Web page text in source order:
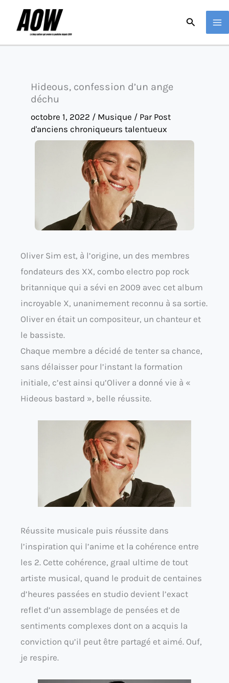
Hideous, confession d’un ange
déchu
octobre 1, 2022 / Musique / Par Post
d'anciens chroniqueurs talentueux
Oliver Sim est, à l’origine, un des membres
fondateurs des XX, combo electro pop rock
britannique qui a sévi en 2009 avec cet album
incroyable X, unanimement reconnu à sa sortie.
Oliver en était un compositeur, un chanteur et
le bassiste.
Chaque membre a décidé de tenter sa chance,
sans délaisser pour l’instant la formation
initiale, c’est ainsi qu’Oliver a donné vie à «
Hideous bastard », belle réussite.
Réussite musicale puis réussite dans
l’inspiration qui l’anime et la cohérence entre
les 2. Cette cohérence, graal ultime de tout
artiste musical, quand le produit de centaines
d’heures passées en studio devient l’exact
reflet d’un assemblage de pensées et de
sentiments complexes dont on a acquis la
conviction qu’il peut être partagé et aimé. Ouf,
je respire.